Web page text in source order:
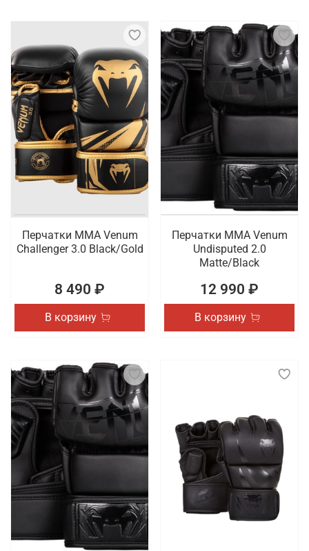
Перчатки ММА Venum
Challenger 3.0 Black/Gold
8 490 ₽
В корзину
Перчатки ММА Venum
Undisputed 2.0
Matte/Black
12 990 ₽
В корзину